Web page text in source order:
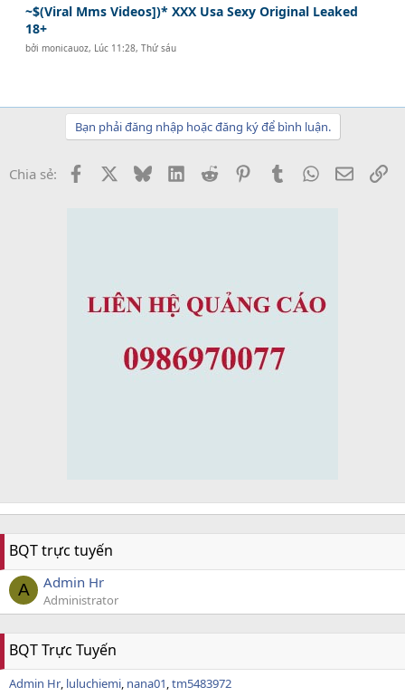
~$(Viral Mms Videos])* XXX Usa Sexy Original Leaked
18+
bởimonicauoz, Lúc 11:28, Thứ sáu
Bạn phải đăng nhập hoặc đăng ký để bình luận.
Chia sẻ: Facebook BlueskyLinkedInReddit PinterestTumblrWhatsApp
Email
BQT trực tuyến
A Admin Hr
Administrator
BQT Trực Tuyến
Admin Hr luluchiemi nana01 tm5483972